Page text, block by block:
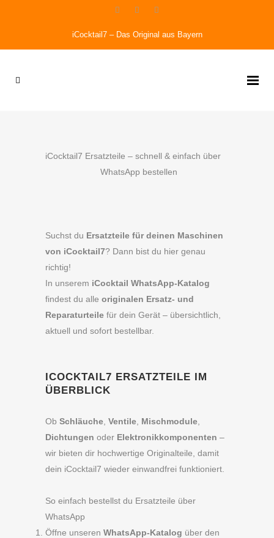
iCocktail7 – Das Original aus Bayern
iCocktail7 Ersatzteile – schnell & einfach über
WhatsApp bestellen
Suchst du Ersatzteile für deinen Maschinen
von iCocktail7? Dann bist du hier genau
richtig!
In unserem iCocktail WhatsApp-Katalog
findest du alle originalen Ersatz- und
Reparaturteile für dein Gerät – übersichtlich,
aktuell und sofort bestellbar.
ICOCKTAIL7 ERSATZTEILE IM
ÜBERBLICK
Ob Schläuche Ventile Mischmodule
Dichtungen oder Elektronikkomponenten –
wir bieten dir hochwertige Originalteile, damit
dein iCocktail7 wieder einwandfrei funktioniert.
So einfach bestellst du Ersatzteile über
WhatsApp
Öffne unseren WhatsApp-Katalog über den